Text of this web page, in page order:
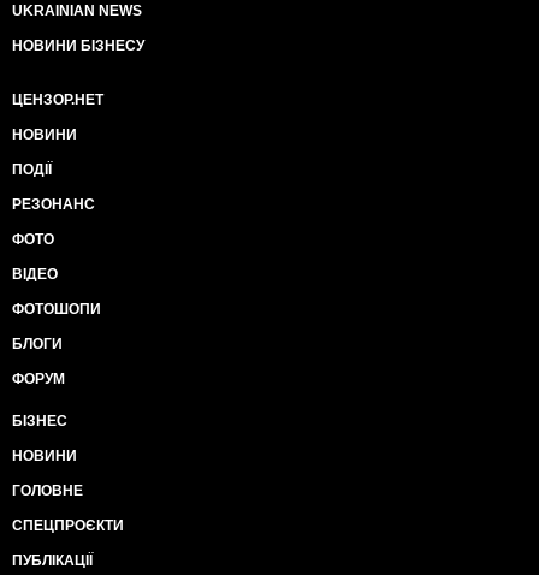
UKRAINIAN NEWS
НОВИНИ БІЗНЕСУ
ЦЕНЗОР.НЕТ
НОВИНИ
ПОДІЇ
РЕЗОНАНС
ФОТО
ВІДЕО
ФОТОШОПИ
БЛОГИ
ФОРУМ
БІЗНЕС
НОВИНИ
ГОЛОВНЕ
СПЕЦПРОЄКТИ
ПУБЛІКАЦІЇ